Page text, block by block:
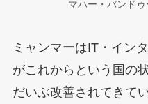
マハー・バンドゥ
ミャンマーはIT・イン
がこれからという国の
だいぶ改善されてきてい